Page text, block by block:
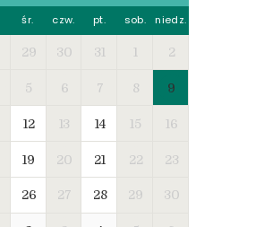
śr. czw. pt. sob. niedz.
29 30 31 1 2
5 6 7 8 9
12 13 14 15 16
19 20 21 22 23
26 27 28 29 30